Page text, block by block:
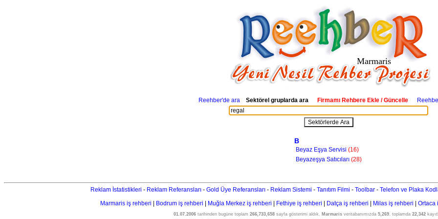
Marmaris
Reehber'de ara Sektörel gruplarda ara Firmamı Rehbere Ekle / Güncelle
B
Beyaz Eşya Servisi (16)
Beyazeşya Satıcıları (28)
Reklam İstatistikleri - Reklam Referansları - Gold Üye Referansları - Reklam Sistemi - Tanıtım Filmi - Toolbar - Telefon ve Plaka
Marmaris iş rehberi
Bodrum iş rehberi Muğla Merkez iş rehberi Fethiye iş rehberi Datça iş rehberi Milas iş rehberi Ortaca
01.07.2006tarihinden bugüne toplam 266,733,658sayfa gösterimi aldık. Marmarisveritabanımızda 5,269, toplamda 22,342